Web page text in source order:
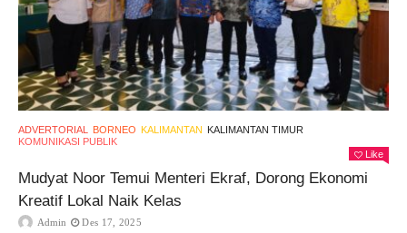
ADVERTORIAL BORNEO KALIMANTAN KALIMANTAN TIMUR
KOMUNIKASI PUBLIK
Like
Mudyat Noor Temui Menteri Ekraf, Dorong Ekonomi
Kreatif Lokal Naik Kelas
Admin Des 17, 2025